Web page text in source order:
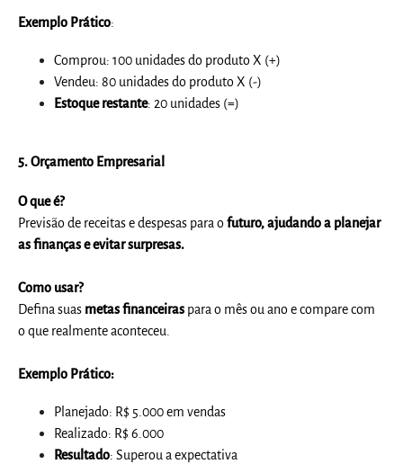
Exemplo Prático:
Comprou: 100 unidades do produto X (+)
Vendeu: 80 unidades do produto X (-)
Estoque restante: 20 unidades (=)
5.Orçamento Empresarial
O que é?
Previsão de receitas e despesas para ofuturo, ajudando a planejar
as finanças e evitar surpresas.
Como usar?
Defina suas metas financeiras para o mês ou ano e compare com
o que realmente aconteceu.
Exemplo Prático:
Planejado: R$ 5.000 em vendas
Realizado: R$ 6.000
Resultado: Superou a expectativa